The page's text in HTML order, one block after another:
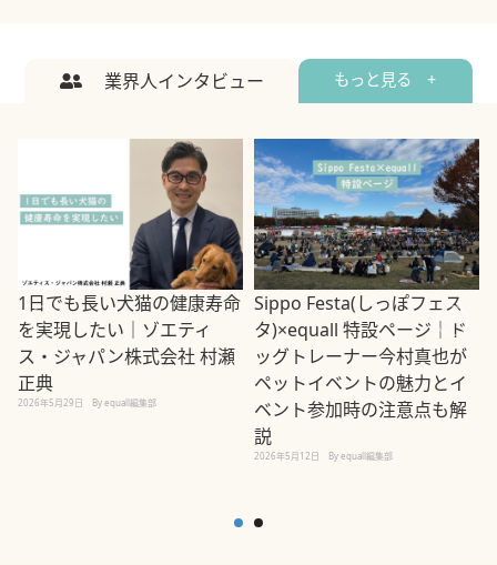
業界人インタビュー もっと見る +
1日でも長い犬猫の健康寿命
を実現したい｜ゾエティ
ス・ジャパン株式会社 村瀬
正典
2026年5月29日 By equall編集部
Sippo Festa(しっぽフェス
タ)×equall 特設ページ｜ド
ッグトレーナー今村真也が
ペットイベントの魅力とイ
ベント参加時の注意点も解
説
2026年5月12日 By equall編集部